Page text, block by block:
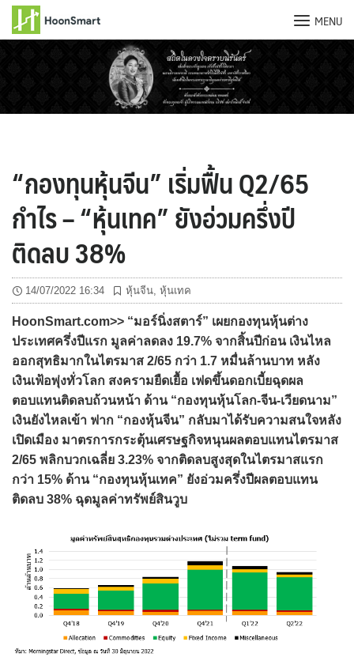
MENU
“กองทุนหุ้นจีน” เริ่มฟื้น Q2/65
กำไร – “หุ้นเทค” ยังอ่วมครึ่งปี
ติดลบ 38%
14/07/2022 16:34 หุ้นจีน หุ้นเทค
HoonSmart.com>> “มอร์นิ่งสตาร์” เผยกองทุนหุ้นต่าง
ประเทศครึ่งปีแรก มูลค่าลดลง 19.7% จากสิ้นปีก่อน เงินไหล
ออกสุทธิมากในไตรมาส 2/65 กว่า 1.7 หมื่นล้านบาท หลัง
เงินเฟ้อพุ่งทั่วโลก สงครามยืดเยื้อ เฟดขึ้นดอกเบี้ยฉุดผล
ตอบแทนติดลบถ้วนหน้า ด้าน “กองทุนหุ้นโลก-จีน-เวียดนาม”
เงินยังไหลเข้า ฟาก “กองหุ้นจีน” กลับมาได้รับความสนใจหลัง
เปิดเมือง มาตรการกระตุ้นเศรษฐกิจหนุนผลตอบแทนไตรมาส
2/65 พลิกบวกเฉลี่ย 3.23% จากติดลบสูงสุดในไตรมาสแรก
กว่า 15% ด้าน “กองทุนหุ้นเทค” ยังอ่วมครึ่งปีผลตอบแทน
ติดลบ 38% ฉุดมูลค่าทรัพย์สินวูบ